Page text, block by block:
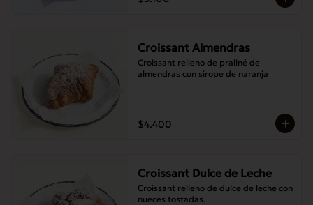
Croissant Almendras
Croissant relleno de praliné de
almendras con sirope de naranja
$4.400
Croissant Dulce de Leche
Croissant relleno de dulce de leche con
nueces tostadas.